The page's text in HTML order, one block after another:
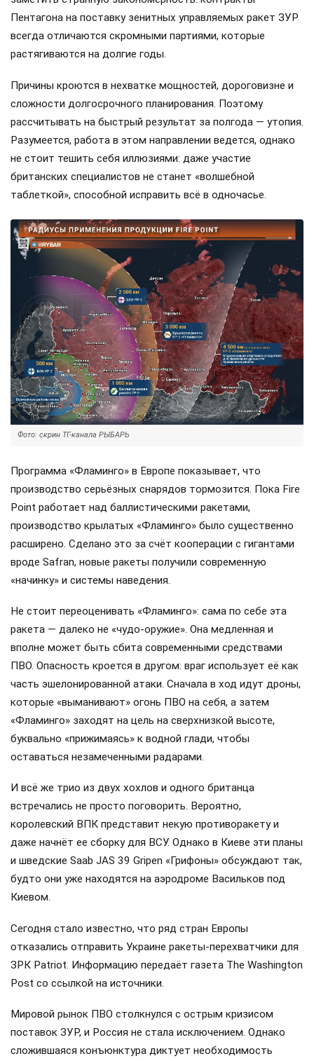
Пентагона на поставку зенитных управляемых ракет ЗУР
всегда отличаются скромными партиями, которые
растягиваются на долгие годы.
Причины кроются в нехватке мощностей, дороговизне и
сложности долгосрочного планирования. Поэтому
рассчитывать на быстрый результат за полгода — утопия.
Разумеется, работа в этом направлении ведется, однако
не стоит тешить себя иллюзиями: даже участие
британских специалистов не станет «волшебной
таблеткой», способной исправить всё в одночасье.
Фото: скрин ТГ-канала РЫБАРЬ
Программа «Фламинго» в Европе показывает, что
производство серьёзных снарядов тормозится. Пока Fire
Point работает над баллистическими ракетами,
производство крылатых «Фламинго» было существенно
расширено. Сделано это за счёт кооперации с гигантами
вроде Safran, новые ракеты получили современную
«начинку» и системы наведения.
Не стоит переоценивать «Фламинго»: сама по себе эта
ракета — далеко не «чудо-оружие». Она медленная и
вполне может быть сбита современными средствами
ПВО. Опасность кроется в другом: враг использует её как
часть эшелонированной атаки. Сначала в ход идут дроны,
которые «выманивают» огонь ПВО на себя, а затем
«Фламинго» заходят на цель на сверхнизкой высоте,
буквально «прижимаясь» к водной глади, чтобы
оставаться незамеченными радарами.
И всё же трио из двух хохлов и одного британца
встречались не просто поговорить. Вероятно,
королевский ВПК представит некую противоракету и
даже начнёт ее сборку для ВСУ. Однако в Киеве эти планы
и шведские Saab JAS 39 Gripen «Грифоны» обсуждают так,
будто они уже находятся на аэродроме Васильков под
Киевом.
Сегодня стало известно, что ряд стран Европы
отказались отправить Украине ракеты-перехватчики для
ЗРК Patriot. Информацию передаёт газета The Washington
Post со ссылкой на источники.
Мировой рынок ПВО столкнулся с острым кризисом
поставок ЗУР, и Россия не стала исключением. Однако
сложившаяся конъюнктура диктует необходимость